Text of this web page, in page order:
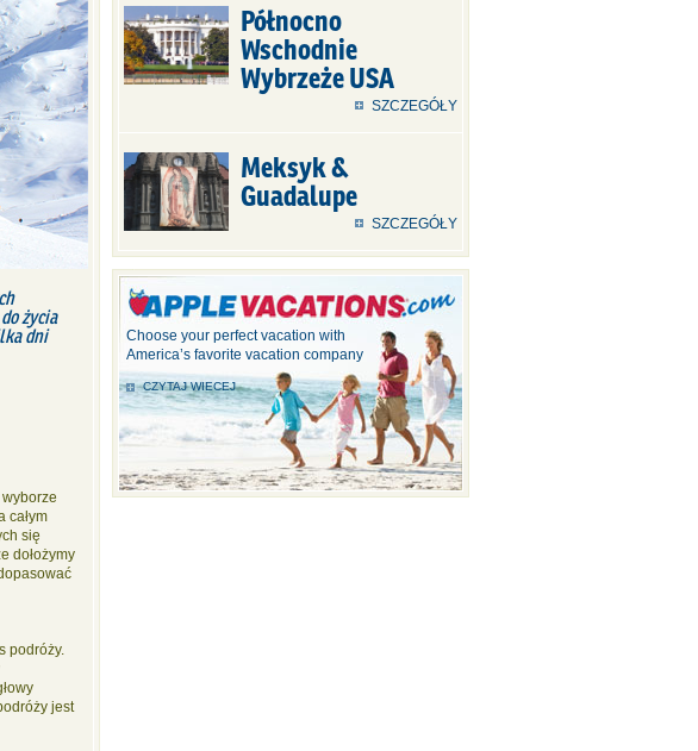
życia
dni
całym
się
dołożymy
podróży.
jest
Północno
Wschodnie
Wybrzeże USA
SZCZEGÓŁY
Meksyk &
Guadalupe
SZCZEGÓŁY
Choose your perfect vacation with
America’s favorite vacation company
CZYTAJ WIECEJ